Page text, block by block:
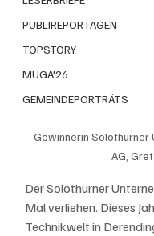
PUBLIREPORTAGEN
TOPSTORY
MUGA'26
GEMEINDEPORTRÄTS
Gewinnerin
AG,
Der Solothurner
Mal verliehen. Dieses
Technikwelt in